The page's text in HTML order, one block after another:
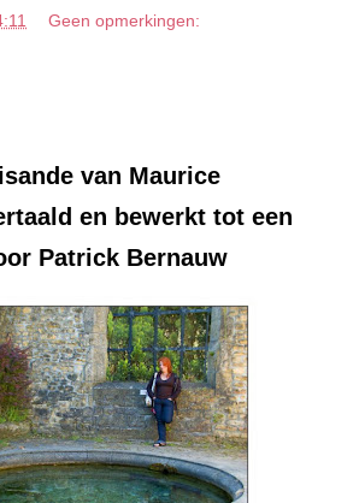
Geen opmerkingen:
van Maurice
en bewerkt tot een
Patrick Bernauw